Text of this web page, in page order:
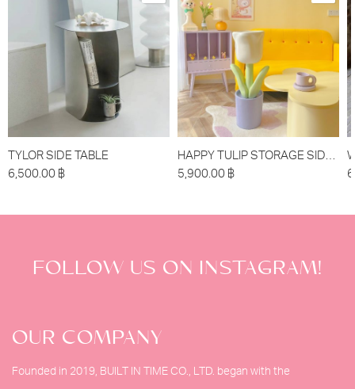
TYLOR SIDE TABLE
6,500.00 ฿
HAPPY TULIP STORAGE SIDE TABLE
5,900.00 ฿
FOLLOW US ON INSTAGRAM!
OUR COMPANY
Founded in 2019, BUILT IN TIME CO., LTD. began with the